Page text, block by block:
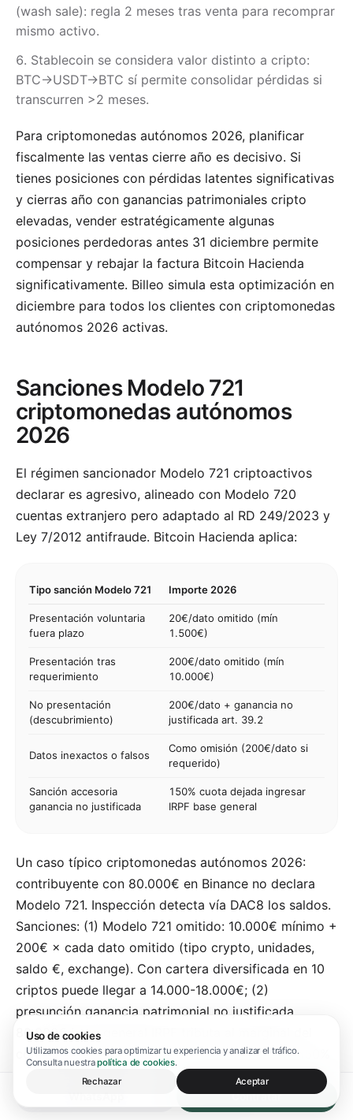
Uso de cookies
Utilizamos cookies para optimizar tu experiencia y analizar el tráfico.
Consulta nuestrapolítica de cookies.
Rechazar
Aceptar
Contratar
(wash sale): regla 2 meses tras venta para recomprar
mismo activo.
Stablecoin se considera valor distinto a cripto:
BTC→USDT→BTC sí permite consolidar pérdidas si
transcurren >2 meses.
Para criptomonedas autónomos 2026, planificar
fiscalmente las ventas cierre año es decisivo. Si
tienes posiciones con pérdidas latentes significativas
y cierras año con ganancias patrimoniales cripto
elevadas, vender estratégicamente algunas
posiciones perdedoras antes 31 diciembre permite
compensar y rebajar la factura Bitcoin Hacienda
significativamente. Billeo simula esta optimización en
diciembre para todos los clientes con criptomonedas
autónomos 2026 activas.
Sanciones Modelo 721
criptomonedas autónomos
2026
El régimen sancionador Modelo 721 criptoactivos
declarar es agresivo, alineado con Modelo 720
cuentas extranjero pero adaptado al RD 249/2023 y
Ley 7/2012 antifraude. Bitcoin Hacienda aplica:
Tipo sanción Modelo 721 Importe 2026
Presentación voluntaria
fuera plazo
20€/dato omitido (mín
1.500€)
Presentación tras
requerimiento
200€/dato omitido (mín
10.000€)
No presentación
(descubrimiento)
200€/dato + ganancia no
justificada art. 39.2
Datos inexactos o falsos
Como omisión (200€/dato si
requerido)
Sanción accesoria
ganancia no justificada
150% cuota dejada ingresar
IRPF base general
Un caso típico criptomonedas autónomos 2026:
contribuyente con 80.000€ en Binance no declara
Modelo 721. Inspección detecta vía DAC8 los saldos.
Sanciones: (1) Modelo 721 omitido: 10.000€ mínimo +
200€ × cada dato omitido (tipo crypto, unidades,
saldo €, exchange). Con cartera diversificada en 10
criptos puede llegar a 14.000-18.000€; (2)
presunción ganancia patrimonial no justificada
80.000€ base general IRPF tributa al marginal del
contribuyente (puede ser 37-47%); (3) sanción 150%
cuota dejada ingresar. La factura total puede superar
fácilmente el valor de los criptoactivos.